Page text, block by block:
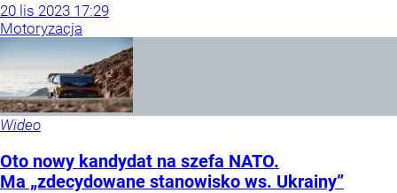
20 lis 2023 17:29
Motoryzacja
Wideo
Oto nowy kandydat na szefa NATO.
Ma „zdecydowane stanowisko ws. Ukrainy”